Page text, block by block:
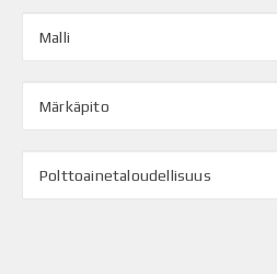
Malli
Märkäpito
Polttoainetaloudellisuus